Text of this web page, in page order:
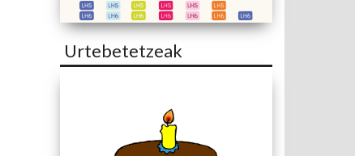
Urtebetetzeak